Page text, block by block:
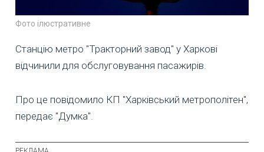
Фото ілюстративне
Станцію метро "Тракторний завод" у Харкові
відчинили для обслуговування пасажирів.
Про це повідомило КП "Харківський метрополітен",
передає "Думка".